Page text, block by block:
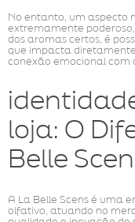
No entanto, um aspecto
extremamente poderoso,
dos aromas certos, é
que impacta
conexão emocional com
loja: O
Belle
A La Belle Scens é uma
olfativo, atuando no